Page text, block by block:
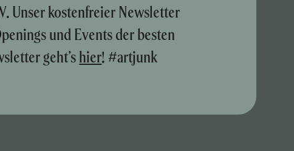
Unser kostenfreier Newsletter
und Events der besten
geht’shier! #artjunk